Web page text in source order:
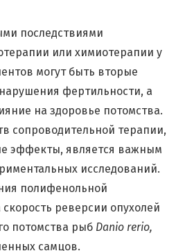
последствиями
или химиотерапии у
могут быть вторые
фертильности, а
на здоровье потомства.
сопроводительной терапии,
эффекты, является важным
исследований.
полифенольной
реверсии опухолей
потомства рыб Danio rerio,
самцов.